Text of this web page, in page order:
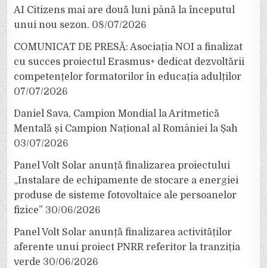
AI Citizens mai are două luni până la începutul
unui nou sezon. 08/07/2026
COMUNICAT DE PRESĂ: Asociația NOI a finalizat
cu succes proiectul Erasmus+ dedicat dezvoltării
competențelor formatorilor în educația adulților
07/07/2026
Daniel Sava, Campion Mondial la Aritmetică
Mentală și Campion Național al României la Șah
03/07/2026
Panel Volt Solar anunță finalizarea proiectului
„Instalare de echipamente de stocare a energiei
produse de sisteme fotovoltaice ale persoanelor
fizice” 30/06/2026
Panel Volt Solar anunță finalizarea activităților
aferente unui proiect PNRR referitor la tranziția
verde 30/06/2026